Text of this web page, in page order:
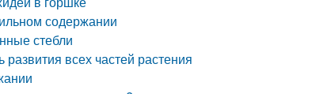
содержании
стебли
всех частей растения